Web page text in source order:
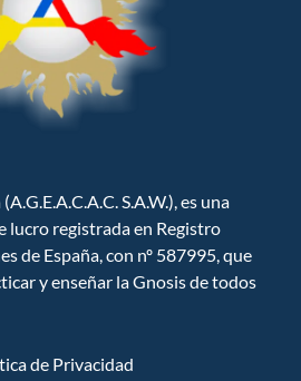
S.A.W.), es una
lucro registrada en Registro
de España, con nº 587995, que
y enseñar la Gnosis de todos
de Privacidad
ESPAÑA
y cultura del hombre hacia la